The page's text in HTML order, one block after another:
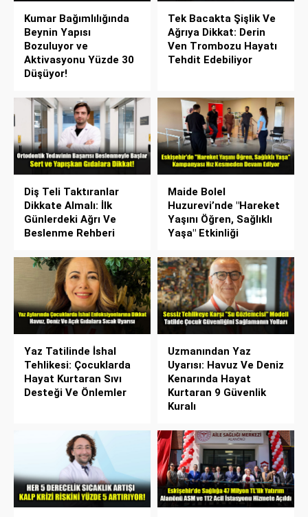
Kumar Bağımlılığında
Beynin Yapısı
Bozuluyor ve
Aktivasyonu Yüzde 30
Düşüyor!
Tek Bacakta Şişlik Ve
Ağrıya Dikkat: Derin
Ven Trombozu Hayatı
Tehdit Edebiliyor
Diş Teli Taktıranlar
Dikkate Almalı: İlk
Günlerdeki Ağrı Ve
Beslenme Rehberi
Maide Bolel
Huzurevi’nde "Hareket
Yaşını Öğren, Sağlıklı
Yaşa" Etkinliği
Yaz Tatilinde İshal
Tehlikesi: Çocuklarda
Hayat Kurtaran Sıvı
Desteği Ve Önlemler
Uzmanından Yaz
Uyarısı: Havuz Ve Deniz
Kenarında Hayat
Kurtaran 9 Güvenlik
Kuralı